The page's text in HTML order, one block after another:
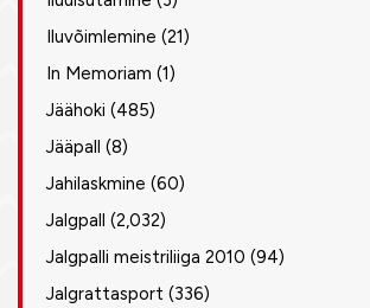
Iluvõimlemine (21)
In Memoriam (1)
Jäähoki (485)
Jääpall (8)
Jahilaskmine (60)
Jalgpall (2,032)
Jalgpalli meistriliiga 2010 (94)
Jalgrattasport (336)